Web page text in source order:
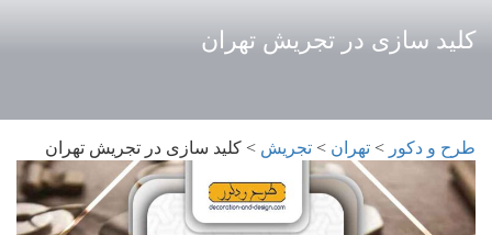
کلید سازی در تجریش تهران
طرح و دکور > تهران > تجریش > کلید سازی در تجریش تهران